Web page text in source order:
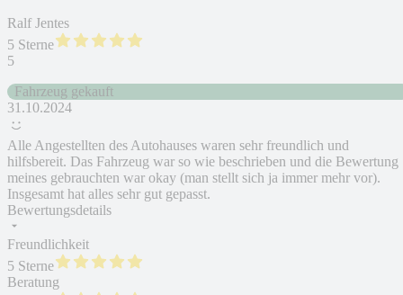
Ralf Jentes
5 Sterne
5
Fahrzeug gekauft
31.10.2024
Alle Angestellten des Autohauses waren sehr freundlich und
hilfsbereit. Das Fahrzeug war so wie beschrieben und die Bewertung
meines gebrauchten war okay (man stellt sich ja immer mehr vor).
Insgesamt hat alles sehr gut gepasst.
Bewertungsdetails
Freundlichkeit
5 Sterne
Beratung